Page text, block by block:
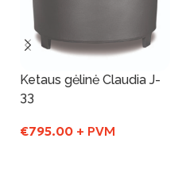
Ketaus gėlinė Claudia J-
33
€795.00 + PVM